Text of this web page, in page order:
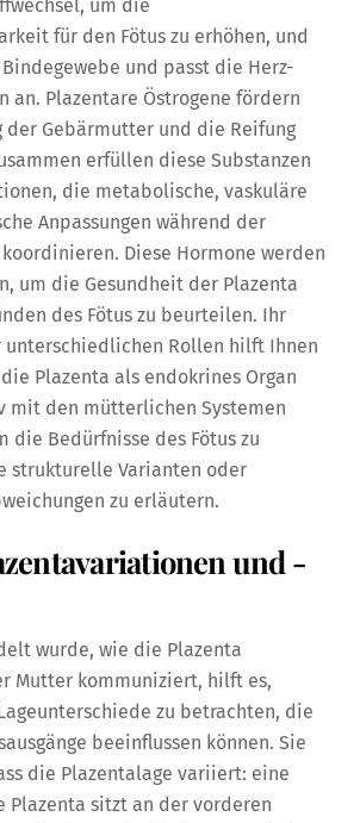
um die
für den Fötus zu erhöhen, und
und passt die Herz-
an. Plazentare Östrogene fördern
der Gebärmutter und die Reifung
erfüllen diese Substanzen
die metabolische, vaskuläre
Anpassungen während der
Diese Hormone werden
um die Gesundheit der Plazenta
des Fötus zu beurteilen. Ihr
unterschiedlichen Rollen hilft Ihnen
Plazenta als endokrines Organ
mit den mütterlichen Systemen
die Bedürfnisse des Fötus zu
strukturelle Varianten oder
zu erläutern.
und -
wurde, wie die Plazenta
Mutter kommuniziert, hilft es,
zu betrachten, die
beeinflussen können. Sie
die Plazentalage variiert: eine
Plazenta sitzt an der vorderen